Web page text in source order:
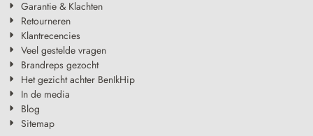
Garantie & Klachten
Retourneren
Klantrecencies
Veel gestelde vragen
Brandreps gezocht
Het gezicht achter BenIkHip
In de media
Blog
Sitemap